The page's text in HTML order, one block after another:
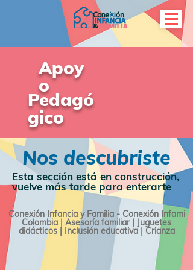
Apoy
o
Pedagó
gico
Nos descubriste
Esta sección está en construcción,
vuelve más tarde para enterarte
Conexión Infancia y Familia - Conexión Infami
Colombia | Asesoría familiar | Juguetes
didácticos | Inclusión educativa | Crianza